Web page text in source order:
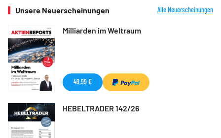
Unsere Neuerscheinungen Alle Neuerscheinungen
Milliarden im Weltraum
49,99 €
HEBELTRADER 142/26